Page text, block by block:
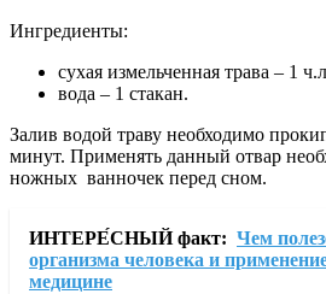
Ингредиенты:
сухая измельченная трава – 1
вода – 1 стакан.
Залив водой траву необходимо
минут. Применять данный отвар
ножных ванночек перед сном.
ИНТЕРЕ́СНЫЙ факт: Чем
организма человека и
медицине